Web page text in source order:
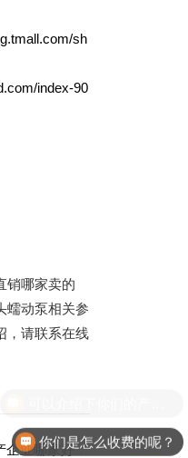
sh
index-90
销哪家卖的
蠕动泵相关参
，请联系在线
业哪家好用
你们是怎么收费的呢？